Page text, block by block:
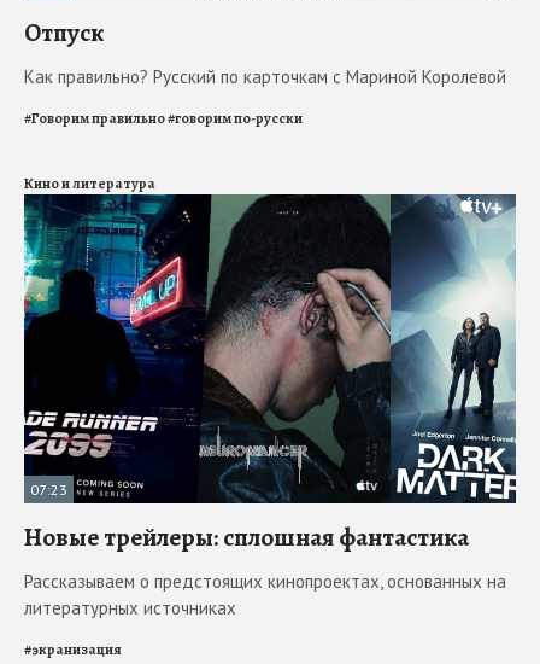
Отпуск
Как правильно? Русский по карточкам с Мариной Королевой
#Говорим правильно#говорим по-русски
Кино и литература
07:23
Новые трейлеры: сплошная фантастика
Рассказываем о предстоящих кинопроектах, основанных на
литературных источниках
#экранизация